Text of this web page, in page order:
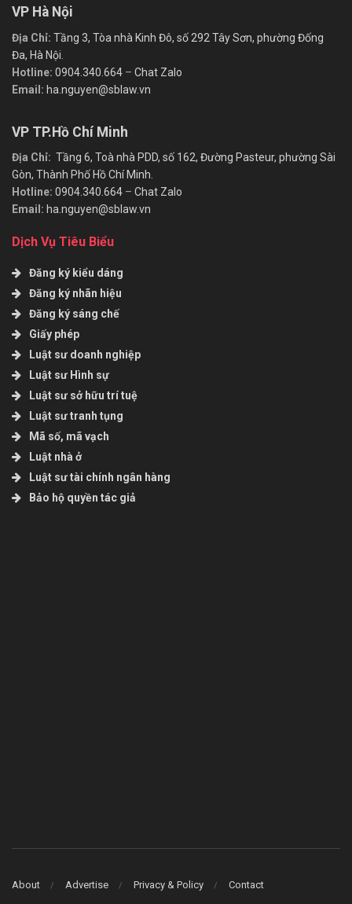
VP Hà Nội
Địa Chỉ: Tầng 3, Tòa nhà Kinh Đô, số 292 Tây Sơn, phường Đống
Đa, Hà Nội.
Hotline: 0904.340.664 – Chat Zalo
Email: ha.nguyen@sblaw.vn
VP TP.Hồ Chí Minh
Địa Chỉ: Tầng 6, Toà nhà PDD, số 162, Đường Pasteur, phường Sài
Gòn, Thành Phố Hồ Chí Minh.
Hotline: 0904.340.664 – Chat Zalo
Email: ha.nguyen@sblaw.vn
Dịch Vụ Tiêu Biểu
Đăng ký kiểu dáng
Đăng ký nhãn hiệu
Đăng ký sáng chế
Giấy phép
Luật sư doanh nghiệp
Luật sư Hình sự
Luật sư sở hữu trí tuệ
Luật sư tranh tụng
Mã số, mã vạch
Luật nhà ở
Luật sư tài chính ngân hàng
Bảo hộ quyền tác giả
About Advertise Privacy & Policy Contact